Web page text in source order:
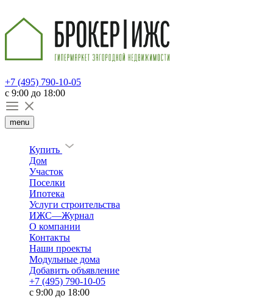
+7 (495) 790-10-05
c 9:00 до 18:00
menu
Купить
Дом
Участок
Поселки
Ипотека
Услуги строительства
ИЖС—Журнал
О компании
Контакты
Наши проекты
Модульные дома
Добавить объявление
+7 (495) 790-10-05
c 9:00 до 18:00